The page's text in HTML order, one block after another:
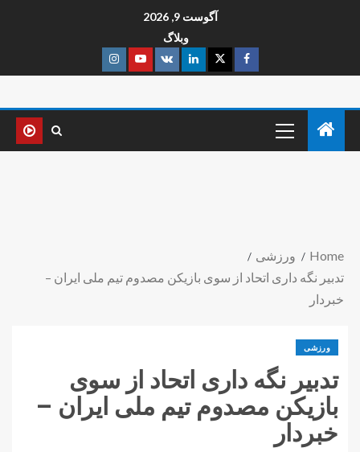
آگوست 9, 2026
وبلاگ
Home
ورزشی
تدبیر نگه داری اتحاد از سوی بازیکن مصدوم تیم ملی ایران –
خبردار
ورزشی
تدبیر نگه داری اتحاد از سوی
بازیکن مصدوم تیم ملی ایران –
خبردار